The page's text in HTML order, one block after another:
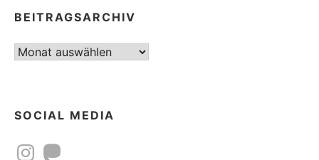
BEITRAGSARCHIV
Beitragsarchiv
SOCIAL MEDIA
InstagramMastodon